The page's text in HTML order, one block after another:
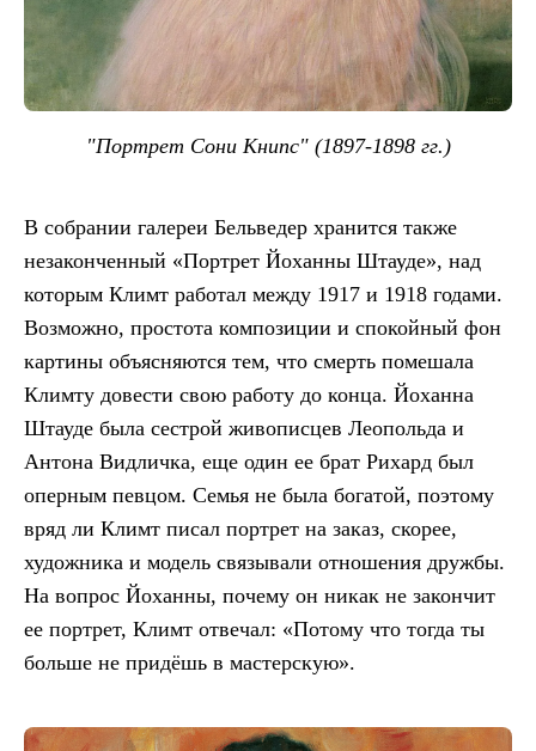
"Портрет Сони Книпс" (1897-1898 гг.)
В собрании галереи Бельведер хранится также
незаконченный «Портрет Йоханны Штауде», над
которым Климт работал между 1917 и 1918 годами.
Возможно, простота композиции и спокойный фон
картины объясняются тем, что смерть помешала
Климту довести свою работу до конца. Йоханна
Штауде была сестрой живописцев Леопольда и
Антона Видличка, еще один ее брат Рихард был
оперным певцом. Семья не была богатой, поэтому
вряд ли Климт писал портрет на заказ, скорее,
художника и модель связывали отношения дружбы.
На вопрос Йоханны, почему он никак не закончит
ее портрет, Климт отвечал: «Потому что тогда ты
больше не придёшь в мастерскую».